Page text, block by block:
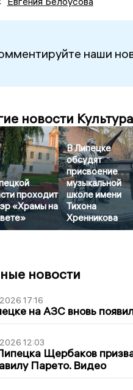
наши
новости Культура
проходит
«Храмы на
В Липецке
обсудят
присвоение
музыкальной
школе имени
Тихона
Хренникова
новости
17:16
на АЗС вновь
12:03
Щербаков
Парето. Видео